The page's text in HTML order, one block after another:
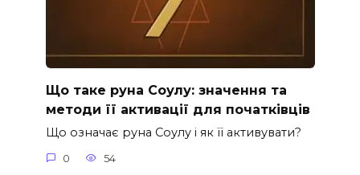
Що таке руна Соулу: значення та
методи її активації для початківців
Що означає руна Соулу і як її активувати?
0 54